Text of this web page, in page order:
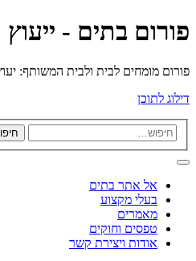
פורום בתים -
פורום מומחים לבית ולבית המשותף:
דילוג לתוכן
אל אתר בתים
בעלי מקצוע
מאמרים
טפסים וחוקים
אודות ויצירת קשר